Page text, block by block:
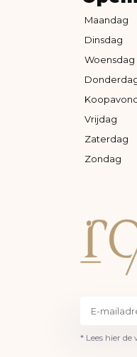
Maandag
Dinsdag
Woensdag
Vrijdag
Zaterdag
Zondag
* Lees hier